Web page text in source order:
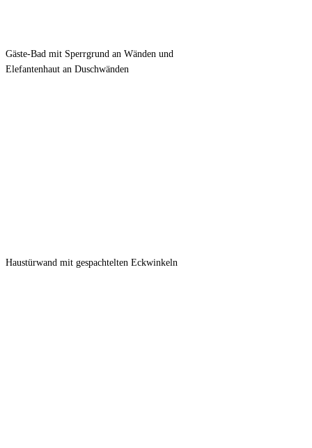
Gäste-Bad mit Sperrgrund an Wänden und
Elefantenhaut an Duschwänden
Haustürwand mit gespachtelten Eckwinkeln